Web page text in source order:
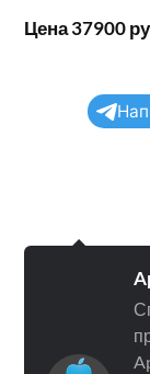
Цена 37900